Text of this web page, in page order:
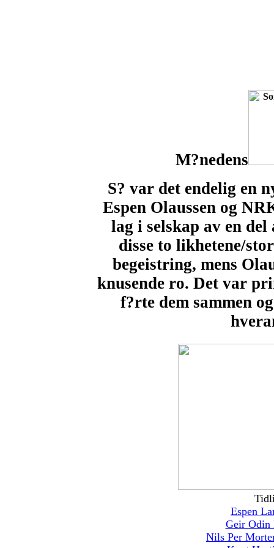
M?nedens
S? var det endelig en
Espen Olaussen og
lag i selskap av en
disse to likhetene/
begeistring, mens
knusende ro. Det var
f?rte dem sammen
Espen
Geir Odin
Nils Per